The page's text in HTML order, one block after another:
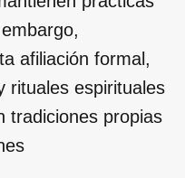
afiliación formal,
rituales espirituales
tradiciones propias